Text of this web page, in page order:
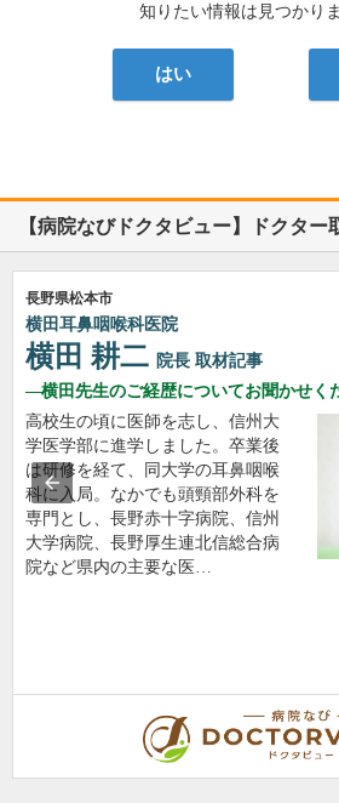
知りたい情報は見つかり
はい
【病院なびドクタビュー】ドクター
長野県松本市
横田耳鼻咽喉科医院
横田 耕二 院長 取材記事
横田先生のご経歴についてお聞かせく
高校生の頃に医師を志し、信州大
学医学部に進学しました。卒業後
は研修を経て、同大学の耳鼻咽喉
科に入局。なかでも頭頸部外科を
専門とし、長野赤十字病院、信州
大学病院、長野厚生連北信総合病
院など県内の主要な医…